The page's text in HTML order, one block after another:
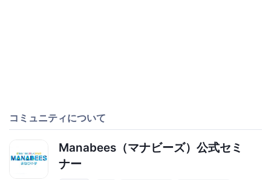
コミュニティについて
Manabees（マナビーズ）公式セミ
ナー